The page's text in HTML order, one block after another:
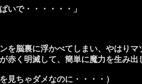
いで・・・・・・」
脳裏に浮かべてしまい、やはり
赤く明滅して、簡単に魔力を生み出
見ちゃダメなのに・・・・）